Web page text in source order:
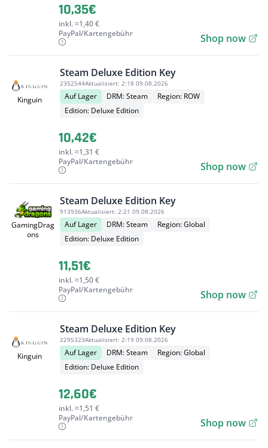
10,35€
inkl. ≈1,40 €
PayPal/Kartengebühr
Shop now
Kinguin
Steam Deluxe Edition Key
2352544Aktualisiert: 2:18 09.08.2026
Auf Lager DRM: Steam
Region: ROW
Edition: Deluxe Edition
10,42€
inkl. ≈1,31 €
PayPal/Kartengebühr
Shop now
GamingDrag
ons
Steam Deluxe Edition Key
913936Aktualisiert: 2:21 09.08.2026
Auf Lager DRM: Steam
Region: Global
Edition: Deluxe Edition
11,51€
inkl. ≈1,50 €
PayPal/Kartengebühr
Shop now
Kinguin
Steam Deluxe Edition Key
2295323Aktualisiert: 2:19 09.08.2026
Auf Lager DRM: Steam
Region: Global
Edition: Deluxe Edition
12,60€
inkl. ≈1,51 €
PayPal/Kartengebühr
Shop now